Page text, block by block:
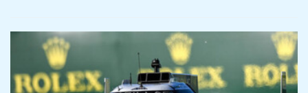
часов
Себринга